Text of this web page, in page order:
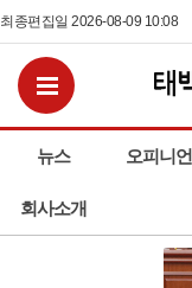
최종편집일 2026-08-09 10:08
뉴스 오피니언
회사소개
전체메뉴보기